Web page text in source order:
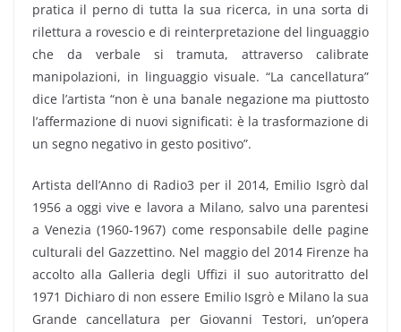
pratica il perno di tutta la sua ricerca, in una sorta di
rilettura a rovescio e di reinterpretazione del linguaggio
che da verbale si tramuta, attraverso calibrate
manipolazioni, in linguaggio visuale. “La cancellatura”
dice l’artista “non è una banale negazione ma piuttosto
l’affermazione di nuovi significati: è la trasformazione di
un segno negativo in gesto positivo”.
Artista dell’Anno di Radio3 per il 2014, Emilio Isgrò dal
1956 a oggi vive e lavora a Milano, salvo una parentesi
a Venezia (1960-1967) come responsabile delle pagine
culturali del Gazzettino. Nel maggio del 2014 Firenze ha
accolto alla Galleria degli Uffizi il suo autoritratto del
1971 Dichiaro di non essere Emilio Isgrò e Milano la sua
Grande cancellatura per Giovanni Testori, un’opera